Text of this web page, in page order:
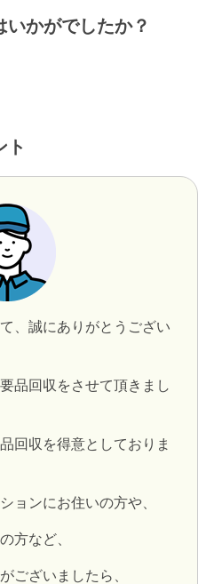
かがでしたか？
ト
、誠にありがとうござい
品回収をさせて頂きまし
回収を得意としておりま
ョンにお住いの方や、
方など、
ございましたら、